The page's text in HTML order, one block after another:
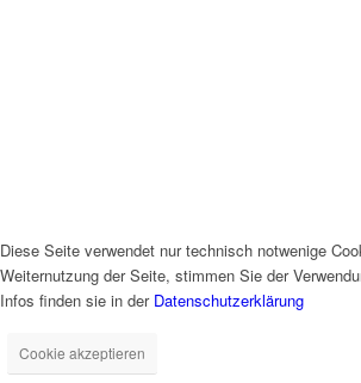
Diese Seite verwendet nur technisch notwenige
Weiternutzung der Seite, stimmen Sie der
Infos finden sie in der Datenschutzerklärung
Cookie akzeptieren